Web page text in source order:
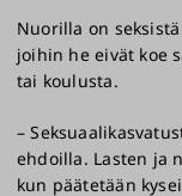
Nuorilla on
joihin he eivät koe
tai koulusta.
–
ehdoilla. Lasten ja
kun päätetään